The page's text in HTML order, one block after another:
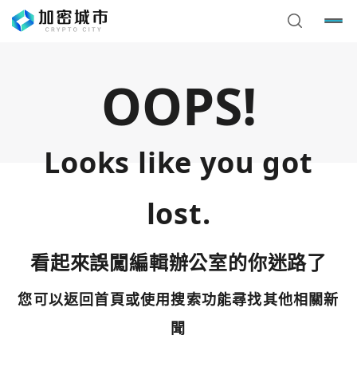
OOPS!
Looks like you got
lost.
看起來誤闖編輯辦公室的你迷路了
您可以返回首頁或使用搜索功能尋找其他相關新
聞
使用以下帳號繼續
您已閒置5分鐘，請點擊關閉按鈕或空白處，即可回到加密